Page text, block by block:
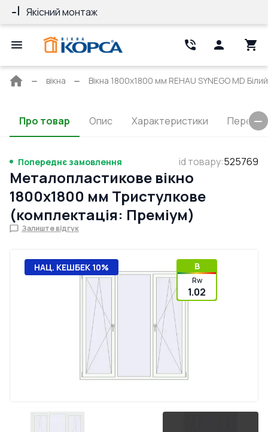
Якісний монтаж
Головна
вікна Вікна 1800x1800 мм REHAU SYNEGO MD
Про товар Опис Характеристики
Попереднє замовлення id товару:525769
Металопластикове вікно
1800x1800 мм Тристулкове
(комплектація: Преміум)
Залиште відгук
НАЦ. КЕШБЕК 10% B
Rw
1.02